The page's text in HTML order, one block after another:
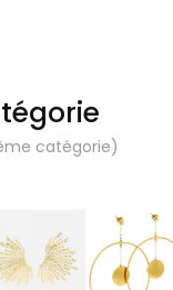
catégorie)